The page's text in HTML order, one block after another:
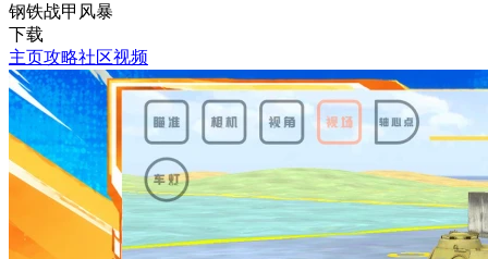
钢铁战甲风暴
下载
主页攻略社区视频